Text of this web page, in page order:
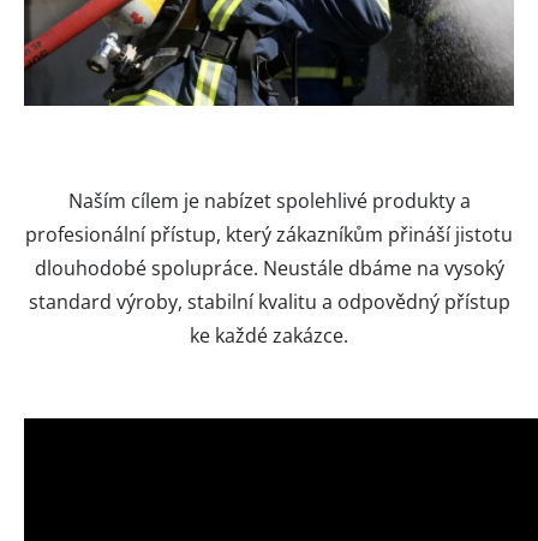
Naším cílem je nabízet spolehlivé produkty a
profesionální přístup, který zákazníkům přináší jistotu
dlouhodobé spolupráce. Neustále dbáme na vysoký
standard výroby, stabilní kvalitu a odpovědný přístup
ke každé zakázce.